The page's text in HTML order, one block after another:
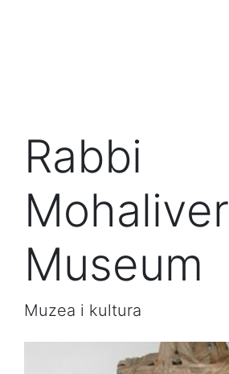
Rabbi
Mohaliver
Museum
Muzea i kultura